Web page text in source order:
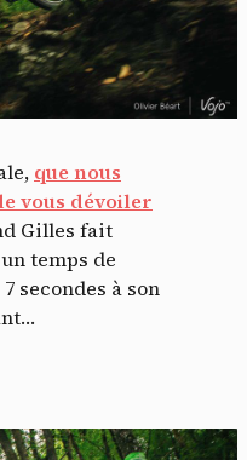
que nous
vous dévoiler
Gilles fait
temps de
7 secondes à son